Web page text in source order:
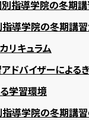
指導学院の冬期講
導学院の冬期講
リキュラム
ドバイザーによる
学習環境
導学院の冬期講